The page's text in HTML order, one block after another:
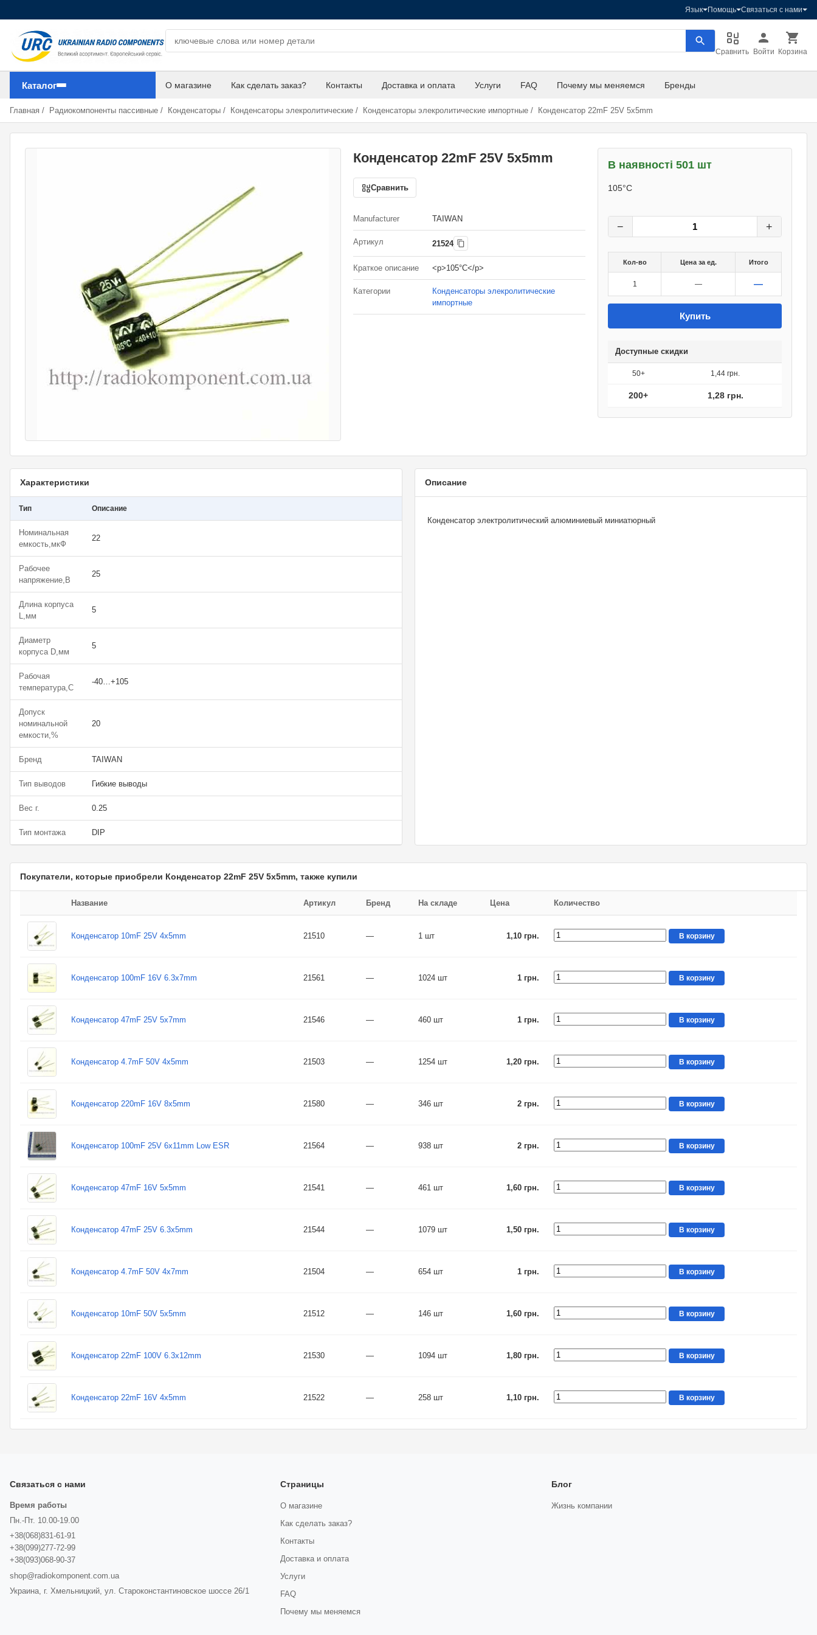
Язык Помощь Связаться с нами
Сравнить Войти Корзина
Каталог О магазине Как сделать заказ? Контакты Доставка и оплата Услуги FAQ Почему мы меняемся Бренды
Главная / Радиокомпоненты пассивные / Конденсаторы / Конденсаторы элекролитические / Конденсаторы элекролитические импортные / Конденсатор 22mF 25V 5x5mm
Конденсатор 22mF 25V 5x5mm
Сравнить
Manufacturer TAIWAN
Артикул 21524
Краткое описание <p>105°С</p>
Категории
Конденсаторы элекролитические
импортные
В наявності 501 шт
1,60 грн.
105°С
− +
Кол-во Цена за ед. Итого
1 — —
Купить
Доступные скидки
50+ 1,44 грн.
200+ 1,28 грн.
Характеристики
Тип Описание
Номинальная
емкость,мкФ
22
Рабочее
напряжение,В
25
Длина корпуса
L,мм
5
Диаметр
корпуса D,мм
5
Рабочая
температура,С
-40…+105
Допуск
номинальной
емкости,%
20
Бренд TAIWAN
Тип выводов Гибкие выводы
Вес г. 0.25
Тип монтажа DIP
Описание
Конденсатор электролитический алюминиевый миниатюрный
Покупатели, которые приобрели Конденсатор 22mF 25V 5x5mm, также купили
Название Артикул Бренд На складе Цена Количество
Конденсатор 10mF 25V 4x5mm 21510 — 1 шт 1,10 грн. В корзину
Конденсатор 100mF 16V 6.3x7mm 21561 — 1024 шт 1 грн. В корзину
Конденсатор 47mF 25V 5x7mm 21546 — 460 шт 1 грн. В корзину
Конденсатор 4.7mF 50V 4x5mm 21503 — 1254 шт 1,20 грн. В корзину
Конденсатор 220mF 16V 8x5mm 21580 — 346 шт 2 грн. В корзину
Конденсатор 100mF 25V 6x11mm Low ESR 21564 — 938 шт 2 грн. В корзину
Конденсатор 47mF 16V 5x5mm 21541 — 461 шт 1,60 грн. В корзину
Конденсатор 47mF 25V 6.3x5mm 21544 — 1079 шт 1,50 грн. В корзину
Конденсатор 4.7mF 50V 4x7mm 21504 — 654 шт 1 грн. В корзину
Конденсатор 10mF 50V 5x5mm 21512 — 146 шт 1,60 грн. В корзину
Конденсатор 22mF 100V 6.3x12mm 21530 — 1094 шт 1,80 грн. В корзину
Конденсатор 22mF 16V 4x5mm 21522 — 258 шт 1,10 грн. В корзину
Связаться с нами
Время работы
Пн.-Пт. 10.00-19.00
+38(068)831-61-91
+38(099)277-72-99
+38(093)068-90-37
shop@radiokomponent.com.ua
Украина, г. Хмельницкий, ул. Староконстантиновское шоссе 26/1
Страницы
О магазине
Как сделать заказ?
Контакты
Доставка и оплата
Услуги
FAQ
Почему мы меняемся
Блог
Жизнь компании